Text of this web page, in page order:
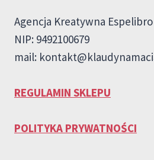
Agencja Kreatywna
NIP: 9492100679
mail:
REGULAMIN SKLEPU
POLITYKA PRYWATNOŚCI